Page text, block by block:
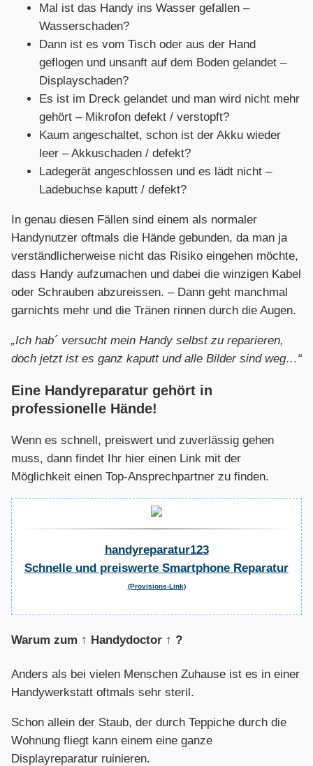
Mal ist das Handy ins Wasser gefallen –
Wasserschaden?
Dann ist es vom Tisch oder aus der Hand
geflogen und unsanft auf dem Boden gelandet –
Displayschaden?
Es ist im Dreck gelandet und man wird nicht mehr
gehört – Mikrofon defekt / verstopft?
Kaum angeschaltet, schon ist der Akku wieder
leer – Akkuschaden / defekt?
Ladegerät angeschlossen und es lädt nicht –
Ladebuchse kaputt / defekt?
In genau diesen Fällen sind einem als normaler
Handynutzer oftmals die Hände gebunden, da man ja
verständlicherweise nicht das Risiko eingehen möchte,
dass Handy aufzumachen und dabei die winzigen Kabel
oder Schrauben abzureissen. – Dann geht manchmal
garnichts mehr und die Tränen rinnen durch die Augen.
„Ich hab´ versucht mein Handy selbst zu reparieren,
doch jetzt ist es ganz kaputt und alle Bilder sind weg…“
Eine Handyreparatur gehört in
professionelle Hände!
Wenn es schnell, preiswert und zuverlässig gehen
muss, dann findet Ihr hier einen Link mit der
Möglichkeit einen Top-Ansprechpartner zu finden.
handyreparatur123
Schnelle und preiswerte Smartphone Reparatur
(Provisions-Link)
Warum zum ↑ Handydoctor ↑ ?
Anders als bei vielen Menschen Zuhause ist es in einer
Handywerkstatt oftmals sehr steril.
Schon allein der Staub, der durch Teppiche durch die
Wohnung fliegt kann einem eine ganze
Displayreparatur ruinieren.